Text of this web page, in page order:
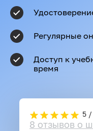
Регулярные
Доступ к
время
5 /
8 отзывов о